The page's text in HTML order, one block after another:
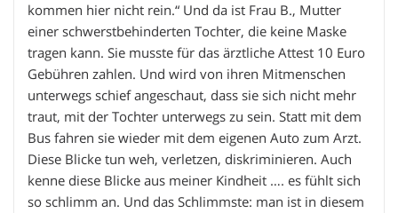
kommen hier nicht rein.“ Und da ist Frau B., Mutter
einer schwerstbehinderten Tochter, die keine Maske
tragen kann. Sie musste für das ärztliche Attest 10 Euro
Gebühren zahlen. Und wird von ihren Mitmenschen
unterwegs schief angeschaut, dass sie sich nicht mehr
traut, mit der Tochter unterwegs zu sein. Statt mit dem
Bus fahren sie wieder mit dem eigenen Auto zum Arzt.
Diese Blicke tun weh, verletzen, diskriminieren. Auch
kenne diese Blicke aus meiner Kindheit …. es fühlt sich
so schlimm an. Und das Schlimmste: man ist in diesem